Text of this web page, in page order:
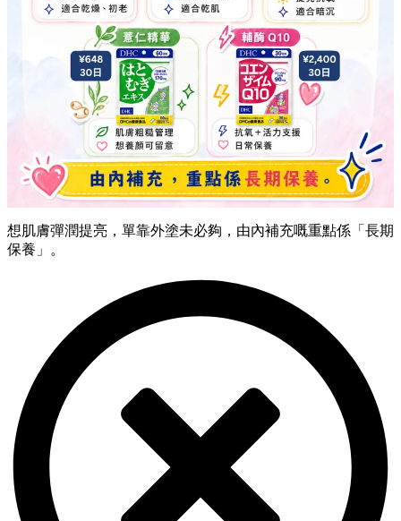
想肌膚彈潤提亮，單靠外塗未必夠，由內補充嘅重點係「長期
保養」。